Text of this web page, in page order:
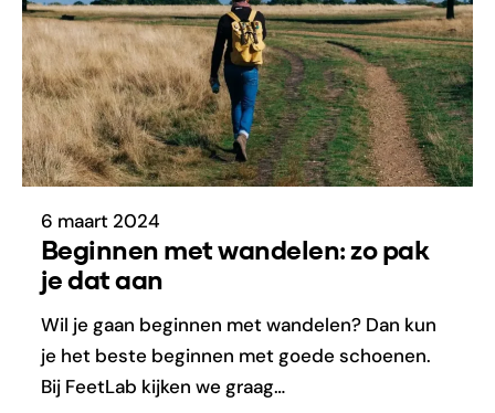
6 maart 2024
Beginnen met wandelen: zo pak
je dat aan
Wil je gaan beginnen met wandelen? Dan kun
je het beste beginnen met goede schoenen.
Bij FeetLab kijken we graag…